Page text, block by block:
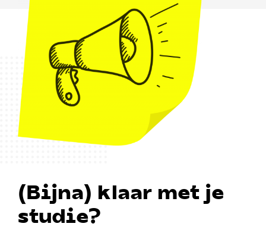
(Bijna) klaar met je
studie?